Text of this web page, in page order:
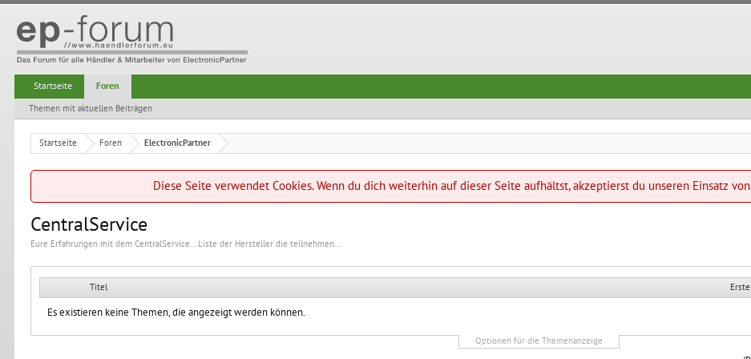
Startseite Foren ElectronicPartner
Diese Seite verwendet Cookies. Wenn du dich weiterhin auf dieser Seite aufhältst, akzeptierst du unseren Einsatz von
CentralService
Eure Erfahrungen mit dem CentralService... Liste der Hersteller die teilnehmen...
Titel
Es existieren keine Themen, die angezeigt werden können.
Optionen für die Themenanzeige
Startseite Foren
Themen mit aktuellen Beiträgen